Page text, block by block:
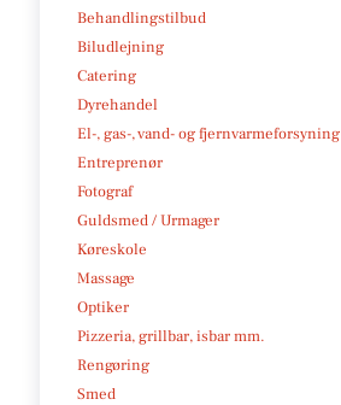
Behandlingstilbud
Biludlejning
Catering
Dyrehandel
El-, gas-, vand- og fjernvarmeforsyning
Entreprenør
Fotograf
Guldsmed / Urmager
Køreskole
Massage
Optiker
Pizzeria, grillbar, isbar mm.
Rengøring
Smed